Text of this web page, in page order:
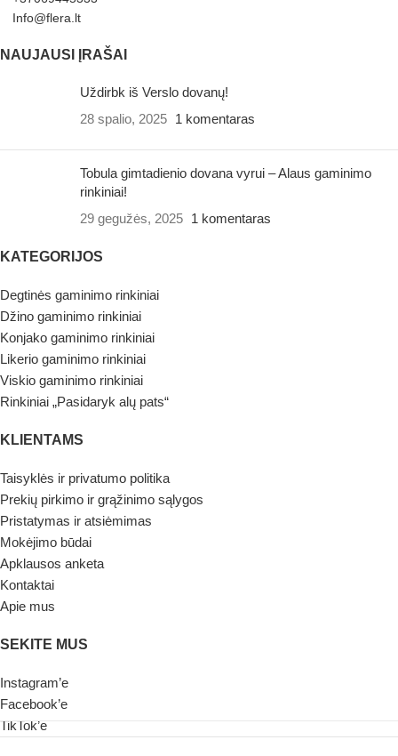
Info@flera.lt
NAUJAUSI ĮRAŠAI
Uždirbk iš Verslo dovanų!
28 spalio, 2025 1 komentaras
Tobula gimtadienio dovana vyrui – Alaus gaminimo
rinkiniai!
29 gegužės, 2025 1 komentaras
KATEGORIJOS
Degtinės gaminimo rinkiniai
Džino gaminimo rinkiniai
Konjako gaminimo rinkiniai
Likerio gaminimo rinkiniai
Viskio gaminimo rinkiniai
Rinkiniai „Pasidaryk alų pats“
KLIENTAMS
Taisyklės ir privatumo politika
Prekių pirkimo ir grąžinimo sąlygos
Pristatymas ir atsiėmimas
Mokėjimo būdai
Apklausos anketa
Kontaktai
Apie mus
SEKITE MUS
Instagram’e
Facebook’e
TikTok’e